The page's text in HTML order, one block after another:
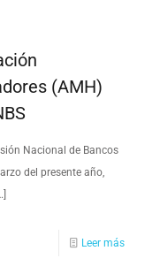
(AMH)
Nacional de Bancos
del presente año,
Leer más